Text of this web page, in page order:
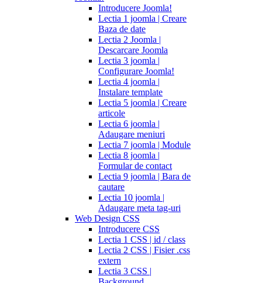
Introducere Joomla!
Lectia 1 joomla | Creare
Baza de date
Lectia 2 Joomla |
Descarcare Joomla
Lectia 3 joomla |
Configurare Joomla!
Lectia 4 joomla |
Instalare template
Lectia 5 joomla | Creare
articole
Lectia 6 joomla |
Adaugare meniuri
Lectia 7 joomla | Module
Lectia 8 joomla |
Formular de contact
Lectia 9 joomla | Bara de
cautare
Lectia 10 joomla |
Adaugare meta tag-uri
Web Design CSS
Introducere CSS
Lectia 1 CSS | id / class
Lectia 2 CSS | Fisier .css
extern
Lectia 3 CSS |